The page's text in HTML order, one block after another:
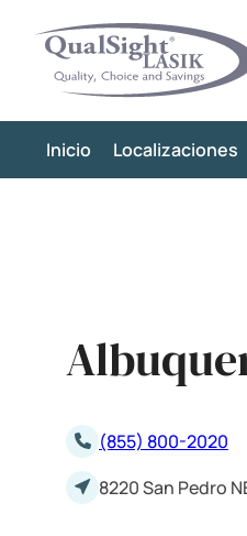
contenido
Inicio Localizaciones
(855) 800-2020
8220 San Pedro